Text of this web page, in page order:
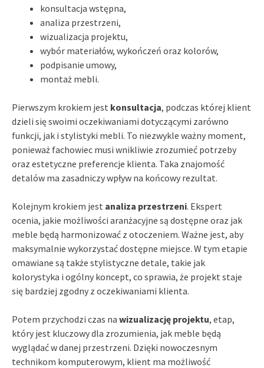
konsultacja wstępna,
analiza przestrzeni,
wizualizacja projektu,
wybór materiałów, wykończeń oraz kolorów,
podpisanie umowy,
montaż mebli.
Pierwszym krokiem jest konsultacja, podczas której klient
dzieli się swoimi oczekiwaniami dotyczącymi zarówno
funkcji, jak i stylistyki mebli. To niezwykle ważny moment,
ponieważ fachowiec musi wnikliwie zrozumieć potrzeby
oraz estetyczne preferencje klienta. Taka znajomość
detalów ma zasadniczy wpływ na końcowy rezultat.
Kolejnym krokiem jest analiza przestrzeni. Ekspert
ocenia, jakie możliwości aranżacyjne są dostępne oraz jak
meble będą harmonizować z otoczeniem. Ważne jest, aby
maksymalnie wykorzystać dostępne miejsce. W tym etapie
omawiane są także stylistyczne detale, takie jak
kolorystyka i ogólny koncept, co sprawia, że projekt staje
się bardziej zgodny z oczekiwaniami klienta.
Potem przychodzi czas na wizualizację projektu, etap,
który jest kluczowy dla zrozumienia, jak meble będą
wyglądać w danej przestrzeni. Dzięki nowoczesnym
technikom komputerowym, klient ma możliwość